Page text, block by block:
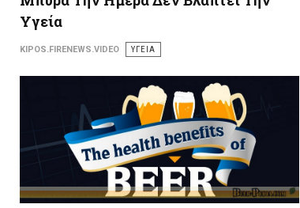
Υγεία
KIPOS.FIRENEWS.VIDEO ΥΓΕΙΑ